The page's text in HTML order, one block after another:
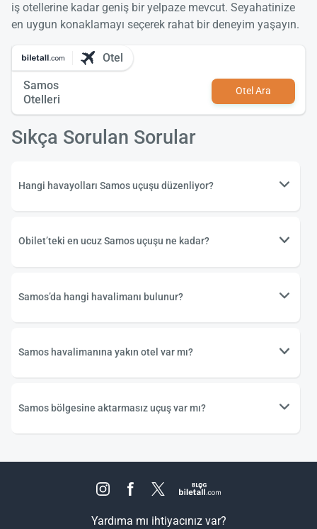
iş otellerine kadar geniş bir yelpaze mevcut. Seyahatinize
en uygun konaklamayı seçerek rahat bir deneyim yaşayın.
Otel
Samos
Otelleri
Otel Ara
Sıkça Sorulan Sorular
Hangi havayolları Samos uçuşu düzenliyor?
Obilet’teki en ucuz Samos uçuşu ne kadar?
Samos’da hangi havalimanı bulunur?
Samos havalimanına yakın otel var mı?
Samos bölgesine aktarmasız uçuş var mı?
Yardıma mı ihtiyacınız var?